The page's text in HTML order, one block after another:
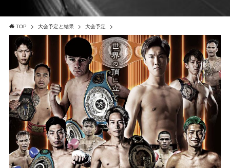
TOP 大会予定と結果 大会予定